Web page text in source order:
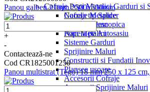
Nacela tip Spider
Nacela Telescopica
Nacela pe Autosasiu
Cofraje Popi Metalici Garduri si
Cofraje Metalice
Cofraje Lemn
Popi Metalici
Sisteme Garduri
Sprijinire Maluri
Constructii si Fundatii
Plansee usoare
Accesorii Cofraje
Accesorii Sprijinire Maluri
Panou galben 21mm 2500x500mm
+
-
Contactează-ne
Cod CR1825001250
Panou multistrat (Tego) 18 mm 250 x 125